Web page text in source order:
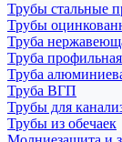
Трубы стальные
Трубы
Труба
Труба
Труба
Труба ВГП
Трубы для
Трубы из обечаек